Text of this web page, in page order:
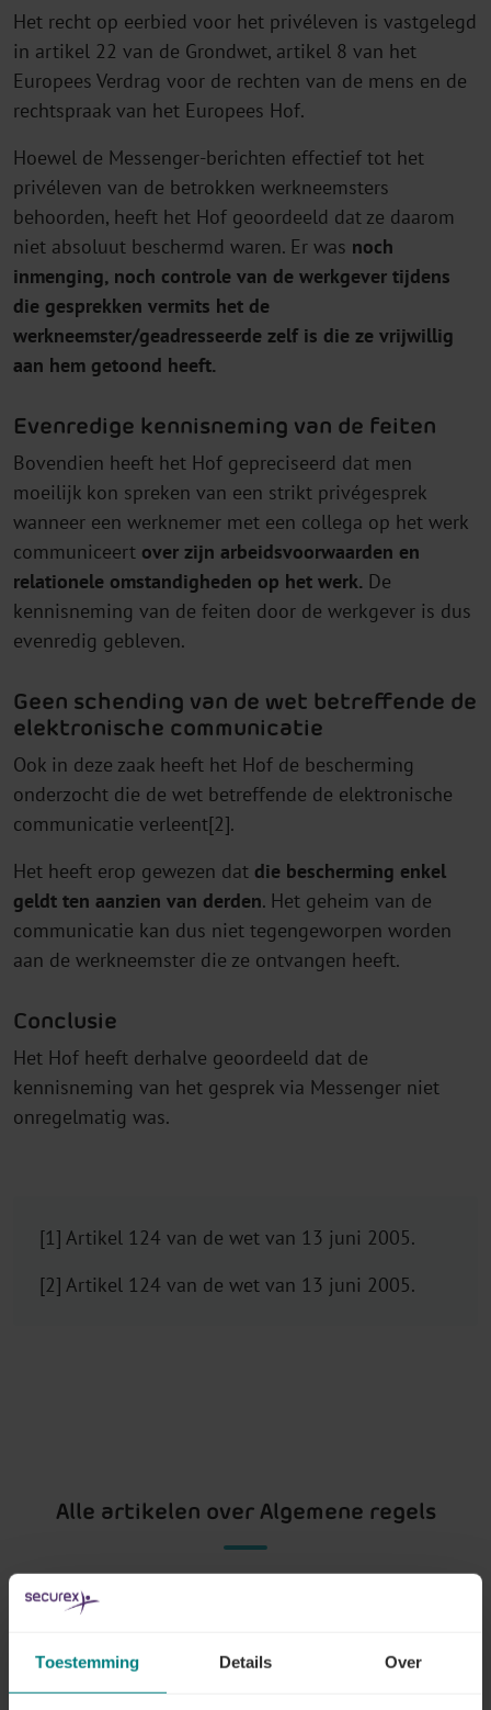
Toestemming Details Over
Het recht op eerbied voor het privéleven is vastgelegd
in artikel 22 van de Grondwet, artikel 8 van het
Europees Verdrag voor de rechten van de mens en de
rechtspraak van het Europees Hof.
Hoewel de Messenger-berichten effectief tot het
privéleven van de betrokken werkneemsters
behoorden, heeft het Hof geoordeeld dat ze daarom
niet absoluut beschermd waren. Er was noch
inmenging, noch controle van de werkgever tijdens
die gesprekken vermits het de
werkneemster/geadresseerde zelf is die ze vrijwillig
aan hem getoond heeft.
Evenredige kennisneming van de feiten
Bovendien heeft het Hof gepreciseerd dat men
moeilijk kon spreken van een strikt privégesprek
wanneer een werknemer met een collega op het werk
communiceert over zijn arbeidsvoorwaarden en
relationele omstandigheden op het werk. De
kennisneming van de feiten door de werkgever is dus
evenredig gebleven.
Geen schending van de wet betreffende de
elektronische communicatie
Ook in deze zaak heeft het Hof de bescherming
onderzocht die de wet betreffende de elektronische
communicatie verleent[2].
Het heeft erop gewezen dat die bescherming enkel
geldt ten aanzien van derden. Het geheim van de
communicatie kan dus niet tegengeworpen worden
aan de werkneemster die ze ontvangen heeft.
Conclusie
Het Hof heeft derhalve geoordeeld dat de
kennisneming van het gesprek via Messenger niet
onregelmatig was.
[1] Artikel 124 van de wet van 13 juni 2005.
[2] Artikel 124 van de wet van 13 juni 2005.
Alle artikelen over Algemene regels
Wat is een ontslag om dringende reden?
Lees meer